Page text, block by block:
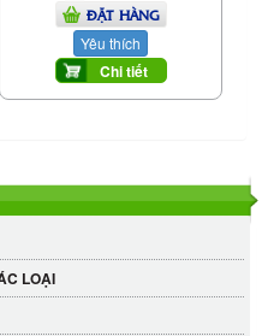
ĐẶT HÀNG
Yêu thích
Chi tiết
LOẠI